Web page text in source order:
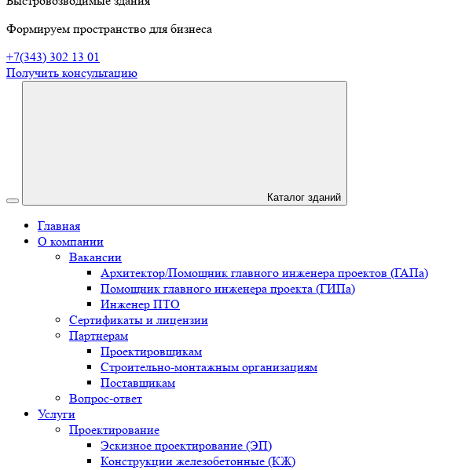
Формируем пространство для бизнеса
+7(343) 302 13 01
Получить консультацию
Каталог зданий
Главная
О компании
Вакансии
Архитектор/Помощник главного инженера проектов (ГАПа)
Помощник главного инженера проекта (ГИПа)
Инженер ПТО
Сертификаты и лицензии
Партнерам
Проектировщикам
Строительно-монтажным организациям
Поставщикам
Вопрос-ответ
Услуги
Проектирование
Эскизное проектирование (ЭП)
Конструкции железобетонные (КЖ)